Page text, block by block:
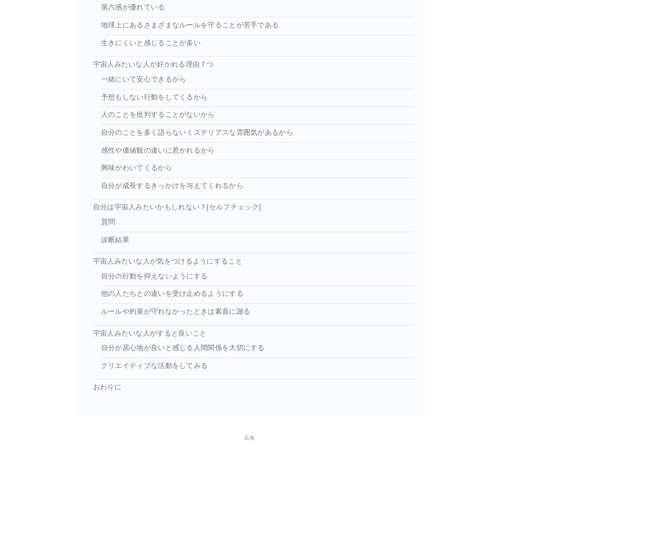
第六感が優れている
地球上にあるさまざまなルールを守ることが苦手である
生きにくいと感じることが多い
宇宙人みたいな人が好かれる理由７つ
一緒にいて安心できるから
予想もしない行動をしてくるから
人のことを批判することがないから
自分のことを多く語らないミステリアスな雰囲気があるから
感性や価値観の違いに惹かれるから
興味がわいてくるから
自分が成長するきっかけを与えてくれるから
自分は宇宙人みたいかもしれない？[セルフチェック]
質問
診断結果
宇宙人みたいな人が気をつけるようにすること
自分の行動を抑えないようにする
他の人たちとの違いを受け止めるようにする
ルールや約束が守れなかったときは素直に謝る
宇宙人みたいな人がすると良いこと
自分が居心地が良いと感じる人間関係を大切にする
クリエイティブな活動をしてみる
おわりに
広告